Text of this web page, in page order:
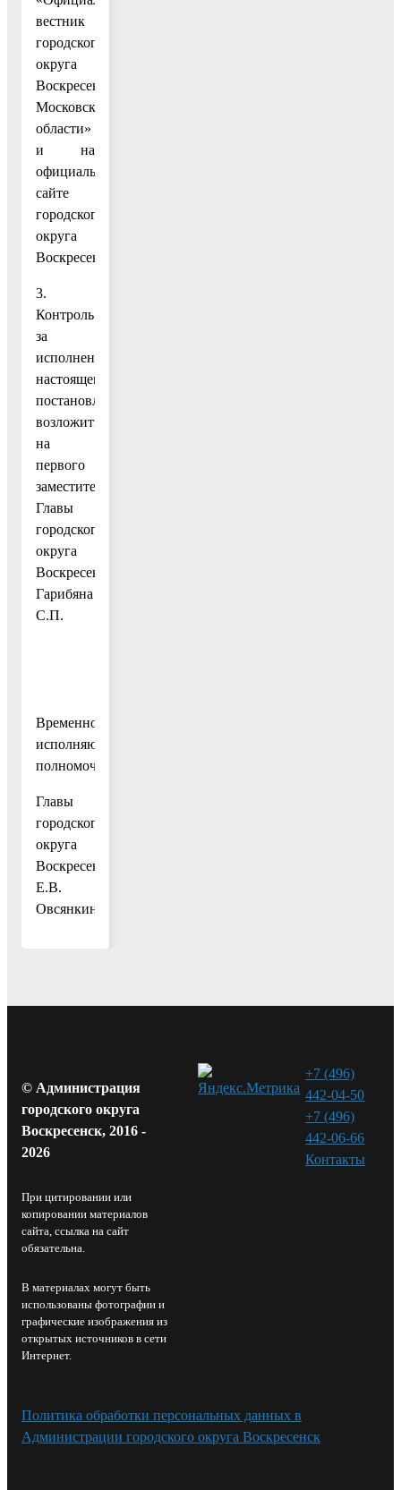
вестник
городского
округа
Воскресенск
Московской
области»
и на
официальном
сайте
городского
округа
Воскресенск.
3.
Контроль
за
исполнением
настоящего
постановления
возложить
на
первого
заместителя
Главы
городского
округа
Воскресенск
Гарибяна
С.П.
Временно
исполняющий
полномочия
Главы
городского
округа
Воскресенск
Е.В.
Овсянкина
© Администрация
городского округа
Воскресенск, 2016 -
2026
При цитировании или
копировании материалов
сайта, ссылка на сайт
обязательна.
В материалах могут быть
использованы фотографии и
графические изображения из
открытых источников в сети
Интернет.
+7 (496)
442-04-50
+7 (496)
442-06-66
Контакты⁠
Политика обработки персональных данных в
Администрации городского округа Воскресенск